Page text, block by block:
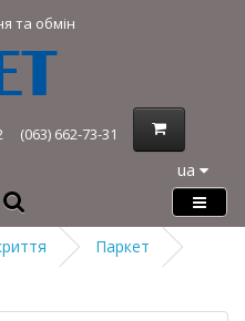
та обмін
(063) 662-73-31
ua
Паркет